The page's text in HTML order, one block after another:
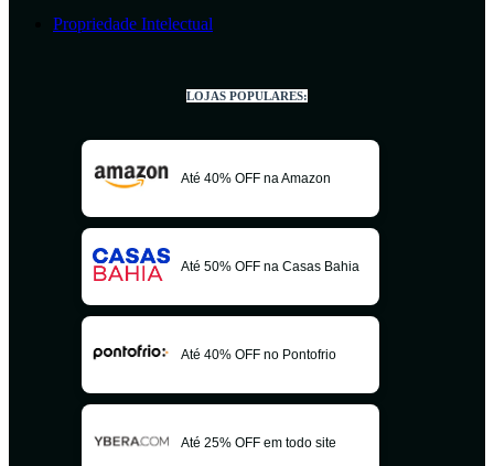
Propriedade Intelectual
LOJAS POPULARES:
Até 40% OFF na Amazon
Até 50% OFF na Casas Bahia
Até 40% OFF no Pontofrio
Até 25% OFF em todo site